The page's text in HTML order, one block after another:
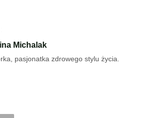
Michalak
pasjonatka zdrowego stylu życia.